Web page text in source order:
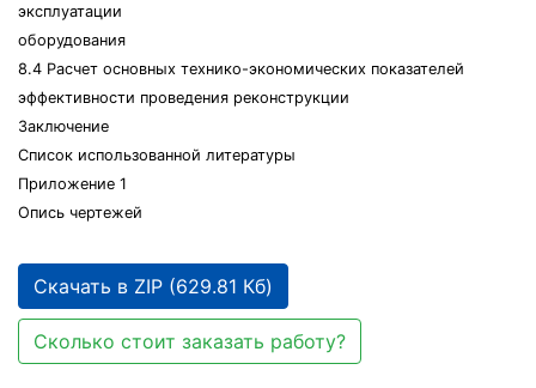
эксплуатации
оборудования
8.4 Расчет основных технико-экономических показателей
эффективности проведения реконструкции
Заключение
Список использованной литературы
Приложение 1
Опись чертежей
Скачать в ZIP (629.81 Кб)
Сколько стоит заказать работу?